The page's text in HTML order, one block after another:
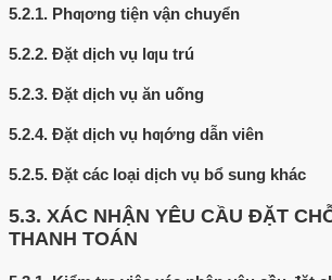
5.2.1. Phƣơng tiện vận chuyển
5.2.2. Đặt dịch vụ lƣu trú
5.2.3. Đặt dịch vụ ăn uống
5.2.4. Đặt dịch vụ hƣớng dẫn viên
5.2.5. Đặt các loại dịch vụ bổ sung khác
5.3. XÁC NHẬN YÊU CẦU ĐẶT
THANH TOÁN